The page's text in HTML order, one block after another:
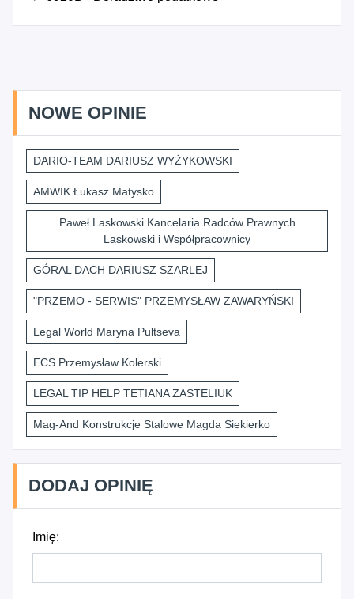
NOWE OPINIE
DARIO-TEAM DARIUSZ WYŻYKOWSKI
AMWIK Łukasz Matysko
Paweł Laskowski Kancelaria Radców Prawnych
Laskowski i Współpracownicy
GÓRAL DACH DARIUSZ SZARLEJ
"PRZEMO - SERWIS" PRZEMYSŁAW ZAWARYŃSKI
Legal World Maryna Pultseva
ECS Przemysław Kolerski
LEGAL TIP HELP TETIANA ZASTELIUK
Mag-And Konstrukcje Stalowe Magda Siekierko
DODAJ OPINIĘ
Imię: